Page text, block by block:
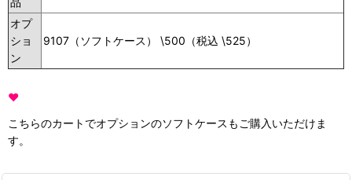
オプ
ショ
ン
9107（ソフトケース） \500（税込 \525）
♥
こちらのカートでオプションのソフトケースもご購入いただけま
す。